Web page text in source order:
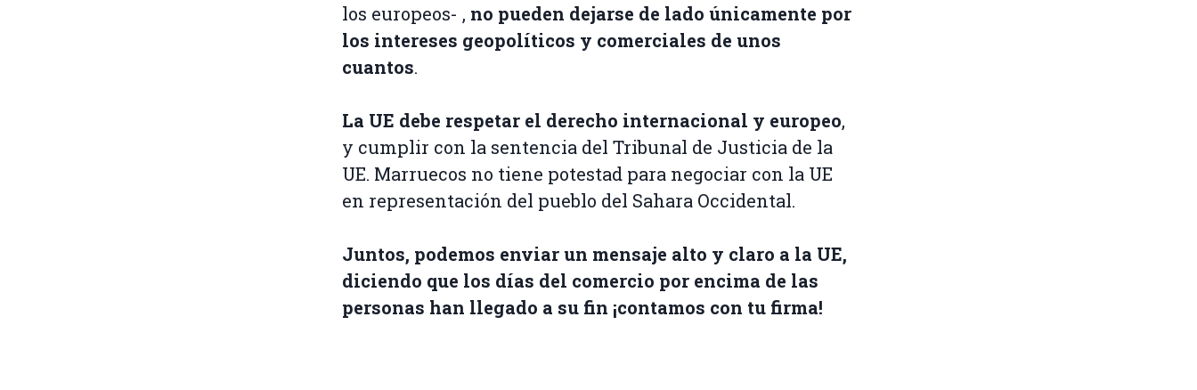
los europeos- , no pueden dejarse de lado únicamente por
los intereses geopolíticos y comerciales de unos
cuantos.
La UE debe respetar el derecho internacional y europeo,
y cumplir con la sentencia del Tribunal de Justicia de la
UE. Marruecos no tiene potestad para negociar con la UE
en representación del pueblo del Sahara Occidental.
Juntos, podemos enviar un mensaje alto y claro a la UE,
diciendo que los días del comercio por encima de las
personas han llegado a su fin ¡contamos con tu firma!